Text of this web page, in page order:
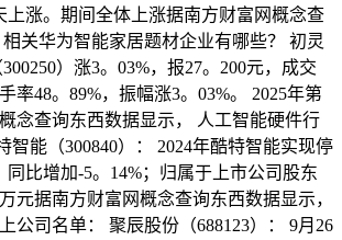
上涨。期间全体上涨据南方财富网概念查
关华为智能家居题材企业有哪些？ 初灵
）涨3。03%，报27。200元，成交
率48。89%，振幅涨3。03%。 2025年第
念查询东西数据显示， 人工智能硬件行
智能（300840）： 2024年酷特智能实现停
同比增加-5。14%；归属于上市公司股东
元据南方财富网概念查询东西数据显示，
公司名单： 聚辰股份（688123）： 9月26